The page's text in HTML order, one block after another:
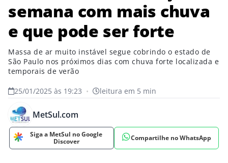
semana com mais chuva
e que pode ser forte
Massa de ar muito instável segue cobrindo o estado de
São Paulo nos próximos dias com chuva forte localizada e
temporais de verão
25/01/2025 às 19:23 • leitura em 5 min
MetSul.com
Siga a MetSul no Google
Discover
Compartilhe no WhatsApp